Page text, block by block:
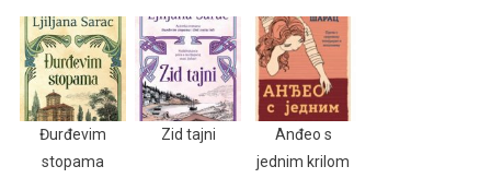
Đurđevim
stopama
Zid tajni
Anđeo s
jednim krilom